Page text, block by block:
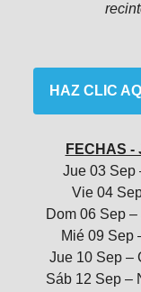
HAZ CLIC
FECHAS -
Jue 03 Sep
Vie 04
Dom 06 Sep
Mié 09 Sep
Jue 10 Sep –
Sáb 12 Sep –